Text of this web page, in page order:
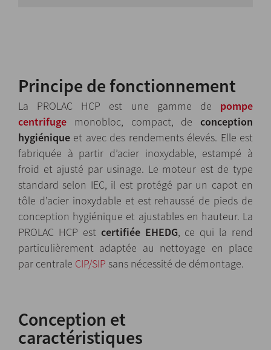
Principe de fonctionnement
La PROLAC HCP est une gamme de pompe
centrifuge monobloc, compact, de conception
hygiénique et avec des rendements élevés. Elle est
fabriquée à partir d’acier inoxydable, estampé à
froid et ajusté par usinage. Le moteur est de type
standard selon IEC, il est protégé par un capot en
tôle d’acier inoxydable et est rehaussé de pieds de
conception hygiénique et ajustables en hauteur. La
PROLAC HCP est certifiée EHEDG, ce qui la rend
particulièrement adaptée au nettoyage en place
par centrale CIP/SIP sans nécessité de démontage.
Conception et
caractéristiques